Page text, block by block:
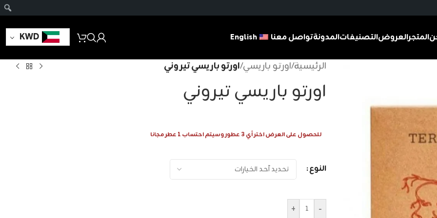
المتجرالعروضالتصنيفاتالمدونةتواصل معنا English
KWD
الرئيسية/اورتو باريسي/اورتو باريسي تيروني
اورتو باريسي تيروني
للحصول على العرض اختر أي 3 عطور وسيتم احتساب 1 عطر مجانا
النوع
-
+